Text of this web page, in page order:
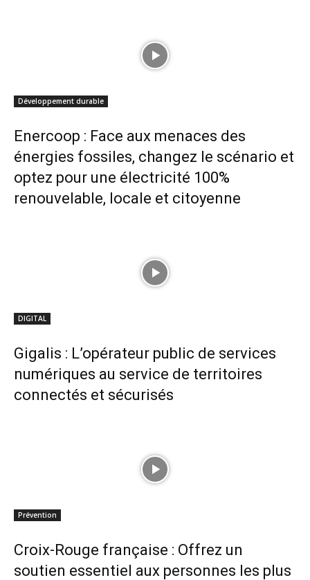
Développement durable
Enercoop : Face aux menaces des
énergies fossiles, changez le scénario et
optez pour une électricité 100%
renouvelable, locale et citoyenne
DIGITAL
Gigalis : L’opérateur public de services
numériques au service de territoires
connectés et sécurisés
Prévention
Croix-Rouge française : Offrez un
soutien essentiel aux personnes les plus